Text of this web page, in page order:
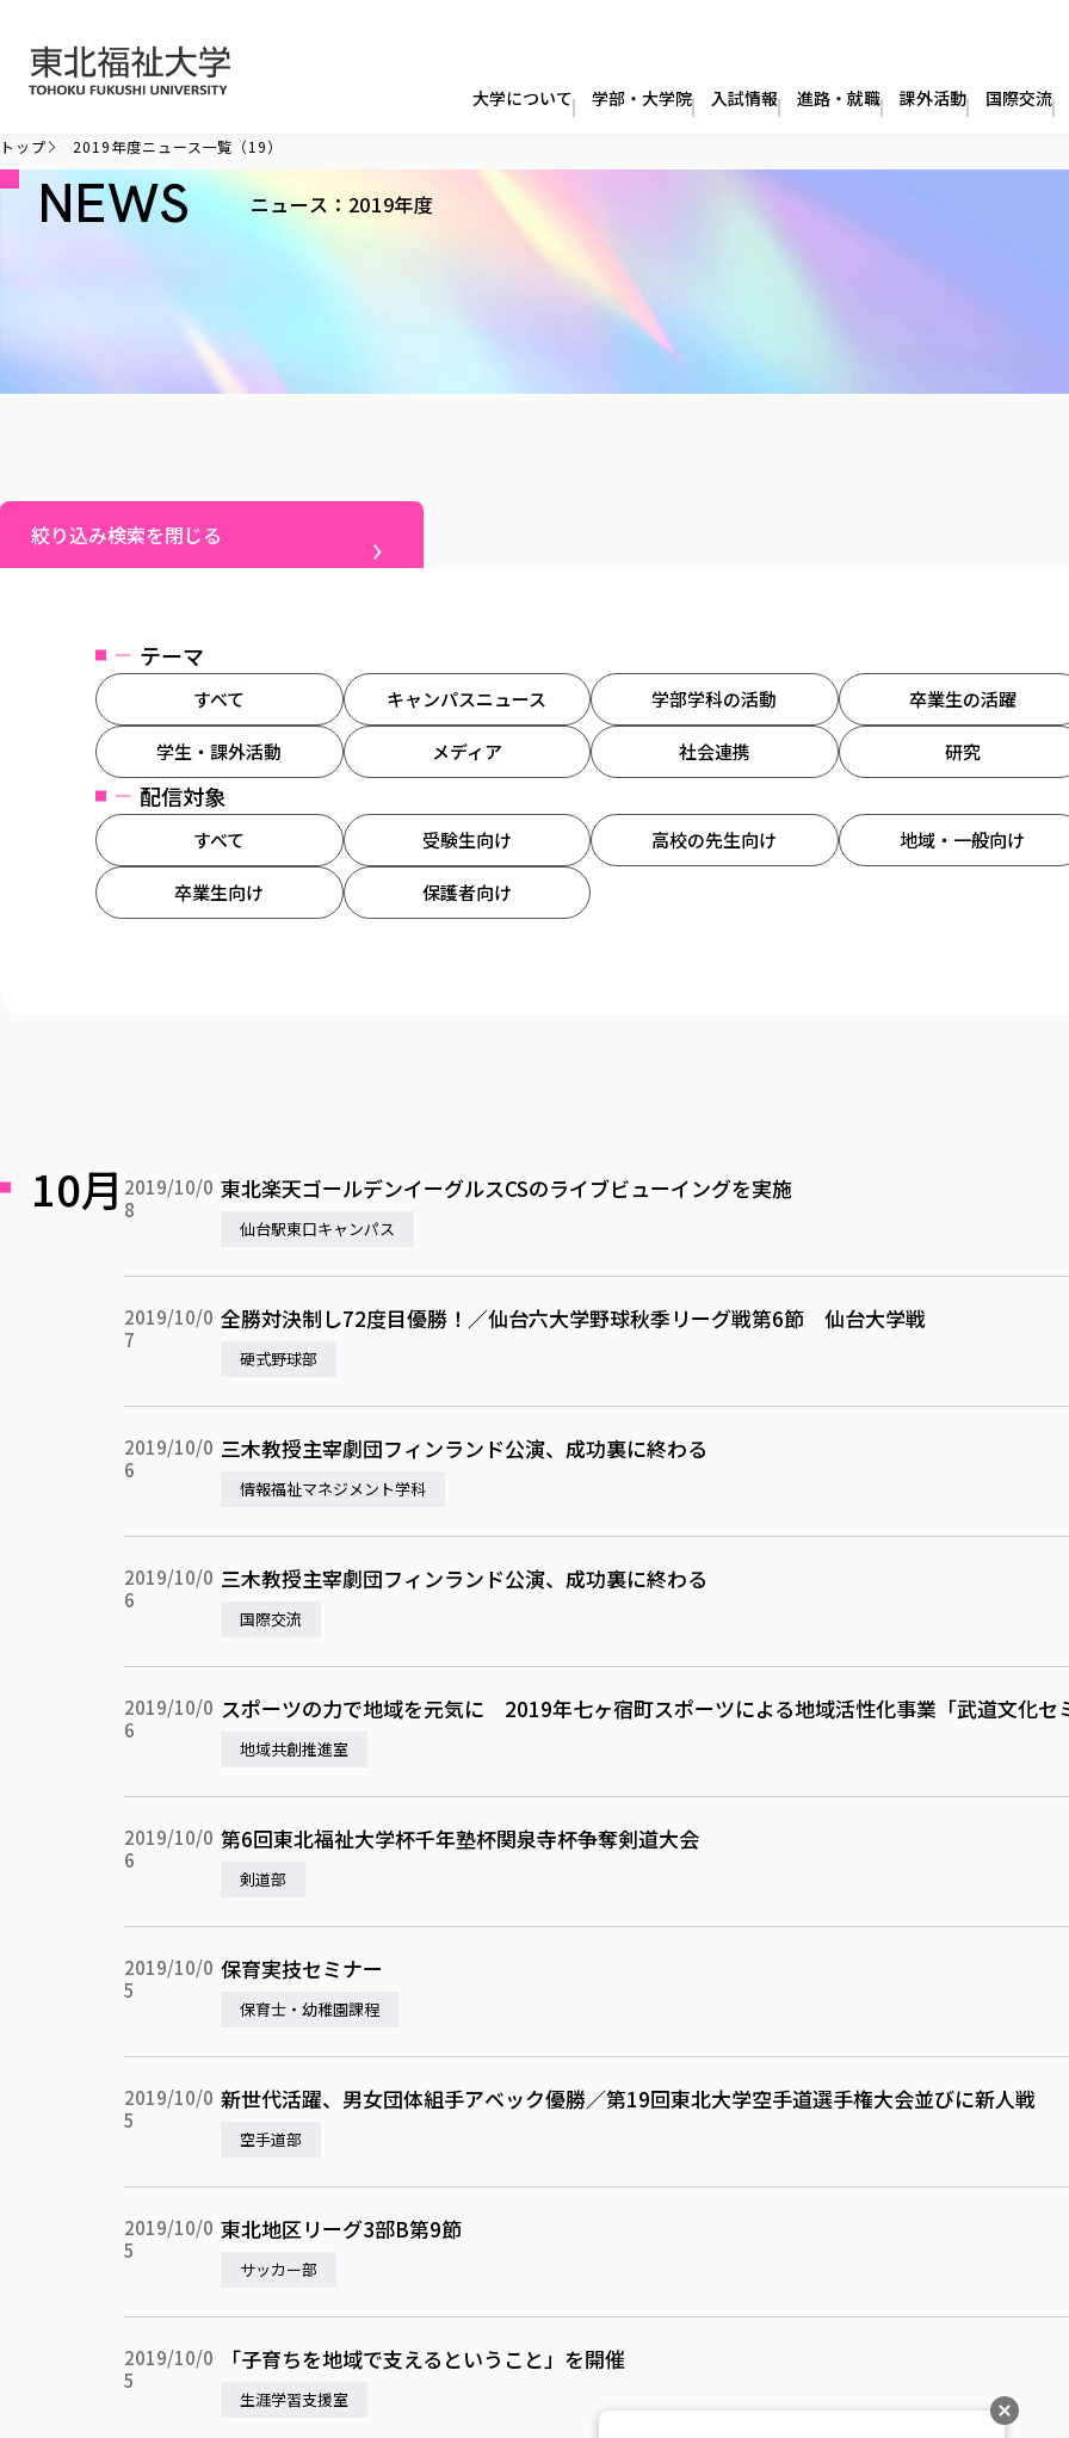
大学について 学部・大学院 入試情報 進路・就職 課外活動 国際交流
トップ 2019年度ニュース一覧（19）
NEWS ニュース：2019年度
絞り込み検索を閉じる
テーマ
すべて キャンパスニュース 学部学科の活動 卒業生の活躍
学生・課外活動 メディア 社会連携 研究
配信対象
すべて 受験生向け 高校の先生向け 地域・一般向け
卒業生向け 保護者向け
10月 2019/10/0
8
東北楽天ゴールデンイーグルスCSのライブビューイングを実施
仙台駅東口キャンパス
2019/10/0
7
全勝対決制し72度目優勝！／仙台六大学野球秋季リーグ戦第6節 仙台大学戦
硬式野球部
2019/10/0
6
三木教授主宰劇団フィンランド公演、成功裏に終わる
情報福祉マネジメント学科
2019/10/0
6
三木教授主宰劇団フィンランド公演、成功裏に終わる
国際交流
2019/10/0
6
スポーツの力で地域を元気に 2019年七ヶ宿町スポーツによる地域活性化事業「武道文化セ
地域共創推進室
2019/10/0
6
第6回東北福祉大学杯千年塾杯関泉寺杯争奪剣道大会
剣道部
2019/10/0
5
保育実技セミナー
保育士・幼稚園課程
2019/10/0
5
新世代活躍、男女団体組手アベック優勝／第19回東北大学空手道選手権大会並びに新人戦
空手道部
2019/10/0
5
東北地区リーグ3部B第9節
サッカー部
2019/10/0
5
「子育ちを地域で支えるということ」を開催
生涯学習支援室